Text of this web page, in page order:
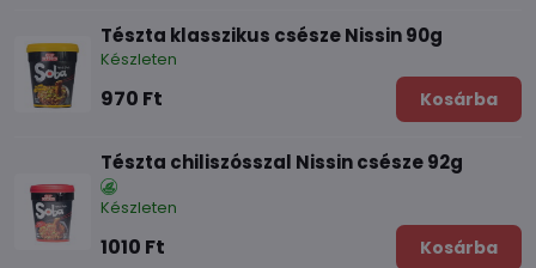
Tészta klasszikus csésze Nissin 90g
Készleten
970 Ft Kosárba
Tészta chiliszósszal Nissin csésze 92g
Készleten
1010 Ft Kosárba